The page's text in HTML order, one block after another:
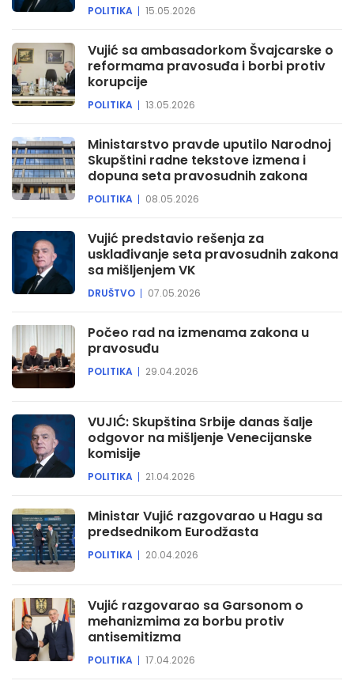
POLITIKA 15.05.2026
Vujić sa ambasadorkom Švajcarske o
reformama pravosuđa i borbi protiv
korupcije
POLITIKA 13.05.2026
Ministarstvo pravde uputilo Narodnoj
Skupštini radne tekstove izmena i
dopuna seta pravosudnih zakona
POLITIKA 08.05.2026
Vujić predstavio rešenja za
usklađivanje seta pravosudnih zakona
sa mišljenjem VK
DRUŠTVO 07.05.2026
Počeo rad na izmenama zakona u
pravosuđu
POLITIKA 29.04.2026
VUJIĆ: Skupština Srbije danas šalje
odgovor na mišljenje Venecijanske
komisije
POLITIKA 21.04.2026
Ministar Vujić razgovarao u Hagu sa
predsednikom Eurodžasta
POLITIKA 20.04.2026
Vujić razgovarao sa Garsonom o
mehanizmima za borbu protiv
antisemitizma
POLITIKA 17.04.2026